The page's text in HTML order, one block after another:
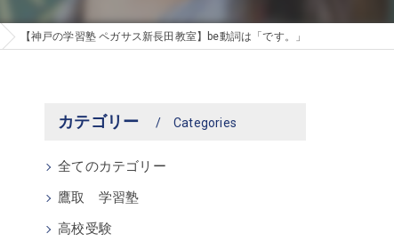
【神戸の学習塾 ペガサス新長田教室】be動詞は「です。」
カテゴリー Categories
全てのカテゴリー
鷹取 学習塾
高校受験